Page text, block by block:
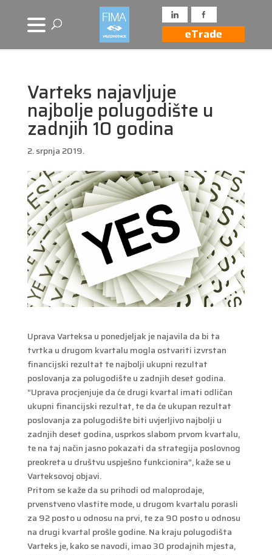
eTrade
Varteks najavljuje
najbolje polugodište u
zadnjih 10 godina
2. srpnja 2019.
Uprava Varteksa u ponedjeljak je najavila da bi ta
tvrtka u drugom kvartalu mogla ostvariti izvrstan
financijski rezultat te najbolji ukupni rezultat
poslovanja za polugodište u zadnjih deset godina.
“Uprava procjenjuje da će drugi kvartal imati odličan
ukupni financijski rezultat, te da će ukupan rezultat
poslovanja za polugodište biti uvjerljivo najbolji u
zadnjih deset godina, usprkos slabom prvom kvartalu,
te na taj način jasno pokazati da strategija poslovnog
preokreta u društvu uspješno funkcionira”, kaže se u
Varteksovoj objavi.
Pritom se kaže da su prihodi od maloprodaje,
prvenstveno vlastite mode, u drugom kvartalu porasli
za 92 posto u odnosu na prvi, te za 90 posto u odnosu
na drugi kvartal prošle godine. Na kraju polugodišta
Varteks je, kako se navodi, imao 30 prodajnih mjesta,